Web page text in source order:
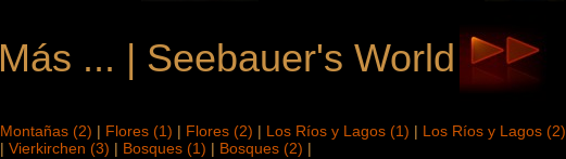
Más ... | Seebauer's World
Montañas (2) | Flores (1) | Flores (2) | Los Ríos y Lagos (1) | Los Ríos y Lagos (2)
|Vierkirchen (3) | Bosques (1) | Bosques (2) |